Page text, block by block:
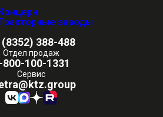
заводы
(8352) 388-488
Отдел продаж
800-100-1331
Сервис